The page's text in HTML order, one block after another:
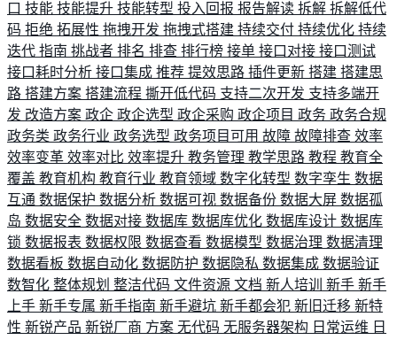
口 技能 技能提升 技能转型 投入回报 报告解读 拆解 拆解低代
码 拒绝 拓展性 拖拽开发 拖拽式搭建 持续交付 持续优化 持续
迭代 指南 挑战者 排名 排查 排行榜 接单 接口对接 接口测试
接口耗时分析 接口集成 推荐 提效思路 插件更新 搭建 搭建思
路 搭建方案 搭建流程 撕开低代码 支持二次开发 支持多端开
发 改造方案 政企 政企选型 政企采购 政企项目 政务 政务合规
政务类 政务行业 政务选型 政务项目可用 故障 故障排查 效率
效率变革 效率对比 效率提升 教务管理 教学思路 教程 教育全
覆盖 教育机构 教育行业 教育领域 数字化转型 数字孪生 数据
互通 数据保护 数据分析 数据可视 数据备份 数据大屏 数据孤
岛 数据安全 数据对接 数据库 数据库优化 数据库设计 数据库
锁 数据报表 数据权限 数据查看 数据模型 数据治理 数据清理
数据看板 数据自动化 数据防护 数据隐私 数据集成 数据验证
数智化 整体规划 整洁代码 文件资源 文档 新人培训 新手 新手
上手 新手专属 新手指南 新手避坑 新手都会犯 新旧迁移 新特
性 新锐产品 新锐厂商 方案 无代码 无服务器架构 日常运维 日